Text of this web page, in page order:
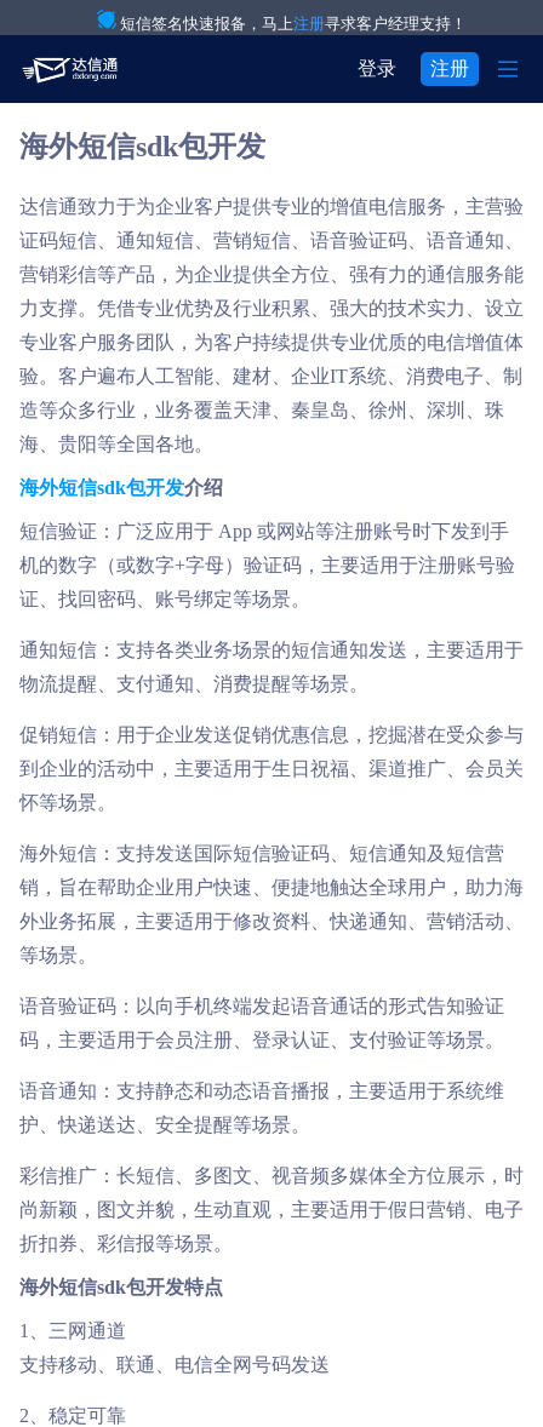
短信签名快速报备，马上注册寻求客户经理支持！
登录 注册 
产品与服务 
验证码通知短信
营销短信
彩信群发
语音通知
语音验证码
国际短信
短信签名认证
解决方案 
 IT互联网行业
 电商行业
 物流行业
 房产行业
 教育行业
 商超行业
 关于达信通
行业资讯
注册
用户中心 
海外短信sdk包开发
达信通致力于为企业客户提供专业的增值电信服务，主营验
证码短信、通知短信、营销短信、语音验证码、语音通知、
营销彩信等产品，为企业提供全方位、强有力的通信服务能
力支撑。凭借专业优势及行业积累、强大的技术实力、设立
专业客户服务团队，为客户持续提供专业优质的电信增值体
验。客户遍布人工智能、建材、企业IT系统、消费电子、制
造等众多行业，业务覆盖天津、秦皇岛、徐州、深圳、珠
海、贵阳等全国各地。
海外短信sdk包开发介绍
短信验证：广泛应用于 App 或网站等注册账号时下发到手
机的数字（或数字+字母）验证码，主要适用于注册账号验
证、找回密码、账号绑定等场景。
通知短信：支持各类业务场景的短信通知发送，主要适用于
物流提醒、支付通知、消费提醒等场景。
促销短信：用于企业发送促销优惠信息，挖掘潜在受众参与
到企业的活动中，主要适用于生日祝福、渠道推广、会员关
怀等场景。
海外短信：支持发送国际短信验证码、短信通知及短信营
销，旨在帮助企业用户快速、便捷地触达全球用户，助力海
外业务拓展，主要适用于修改资料、快递通知、营销活动、
等场景。
语音验证码：以向手机终端发起语音通话的形式告知验证
码，主要适用于会员注册、登录认证、支付验证等场景。
语音通知：支持静态和动态语音播报，主要适用于系统维
护、快递送达、安全提醒等场景。
彩信推广：长短信、多图文、视音频多媒体全方位展示，时
尚新颖，图文并貌，生动直观，主要适用于假日营销、电子
折扣券、彩信报等场景。
海外短信sdk包开发特点
1、三网通道
支持移动、联通、电信全网号码发送
2、稳定可靠